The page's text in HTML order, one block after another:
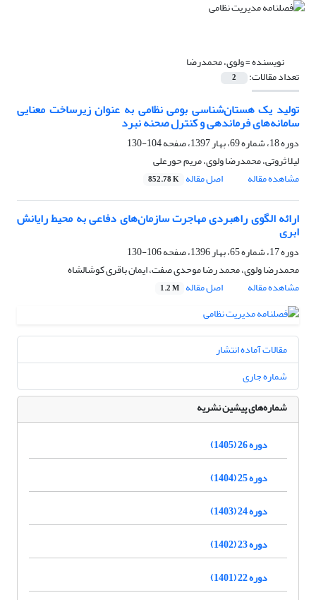
نویسنده =ولوی، محمدرضا
تعداد مقالات: 2
تولید یک هستان‌شناسی بومی نظامی به عنوان زیرساخت معنایی
سامانه‌های فرماندهی و کنترل صحنه نبرد
دوره 18، شماره 69، بهار 1397، صفحه
104-130
لیلا ثروتی، محمدرضا ولوی، مریم حورعلی
مشاهده مقاله
اصل مقاله 852.78 K
ارائه الگوی راهبردی مهاجرت سازمان‌های دفاعی به محیط رایانش
ابری
دوره 17، شماره 65، بهار 1396، صفحه
106-130
محمدرضا ولوی، محمد رضا موحدی صفت، ایمان باقری کوشالشاه
مشاهده مقاله
اصل مقاله 1.2 M
مقالات آماده انتشار
شماره جاری
شماره‌های پیشین نشریه
دوره 26 (1405)
دوره 25 (1404)
دوره 24 (1403)
دوره 23 (1402)
دوره 22 (1401)